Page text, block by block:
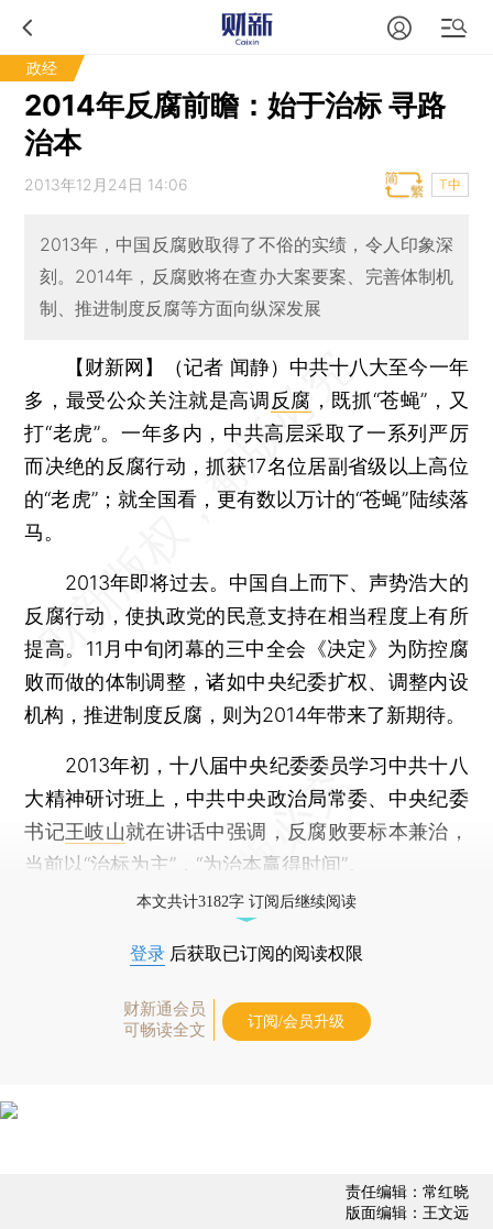
政经
2014年反腐前瞻：始于治标 寻路
治本
2013年12月24日 14:06 T中
2013年，中国反腐败取得了不俗的实绩，令人印象深
刻。2014年，反腐败将在查办大案要案、完善体制机
制、推进制度反腐等方面向纵深发展
【财新网】（记者 闻静） 中共十八大至今一年
多，最受公众关注就是高调 反腐 ，既抓“苍蝇”，又
打“老虎”。一年多内，中共高层采取了一系列严厉
而决绝的反腐行动，抓获17名位居副省级以上高位
的“老虎”；就全国看，更有数以万计的“苍蝇”陆续落
马。
2013年即将过去。中国自上而下、声势浩大的
反腐行动，使执政党的民意支持在相当程度上有所
提高。11月中旬闭幕的三中全会《决定》为防控腐
败而做的体制调整，诸如中央纪委扩权、调整内设
机构，推进制度反腐，则为2014年带来了新期待。
2013年初，十八届中央纪委委员学习中共十八
大精神研讨班上，中共中央政治局常委、中央纪委
书记王岐山就在讲话中强调，反腐败要标本兼治，
当前以“治标为主”，“为治本赢得时间”。
本文共计3182字 订阅后继续阅读
登录 后获取已订阅的阅读权限
财新通会员
可畅读全文
订阅/会员升级
责任编辑：常红晓
版面编辑：王文远